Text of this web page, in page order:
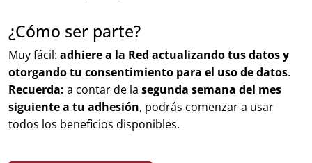
¿Cómo ser parte?
Muy fácil: adhiere a la Red actualizando tus datos y
otorgando tu consentimiento para el uso de datos.
Recuerda: a contar de la segunda semana del mes
siguiente a tu adhesión, podrás comenzar a usar
todos los beneficios disponibles.